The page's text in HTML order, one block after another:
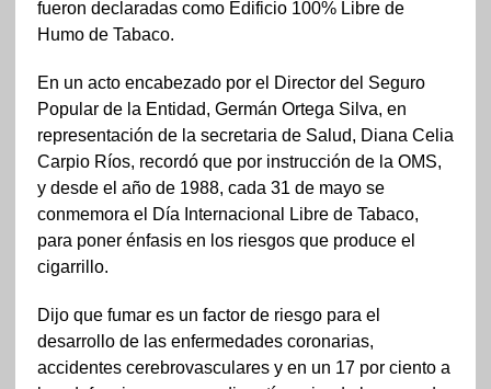
fueron declaradas como Edificio 100% Libre de
Humo de Tabaco.
En un acto encabezado por el Director del Seguro
Popular de la Entidad, Germán Ortega Silva, en
representación de la secretaria de Salud, Diana Celia
Carpio Ríos, recordó que por instrucción de la OMS,
y desde el año de 1988, cada 31 de mayo se
conmemora el Día Internacional Libre de Tabaco,
para poner énfasis en los riesgos que produce el
cigarrillo.
Dijo que fumar es un factor de riesgo para el
desarrollo de las enfermedades coronarias,
accidentes cerebrovasculares y en un 17 por ciento a